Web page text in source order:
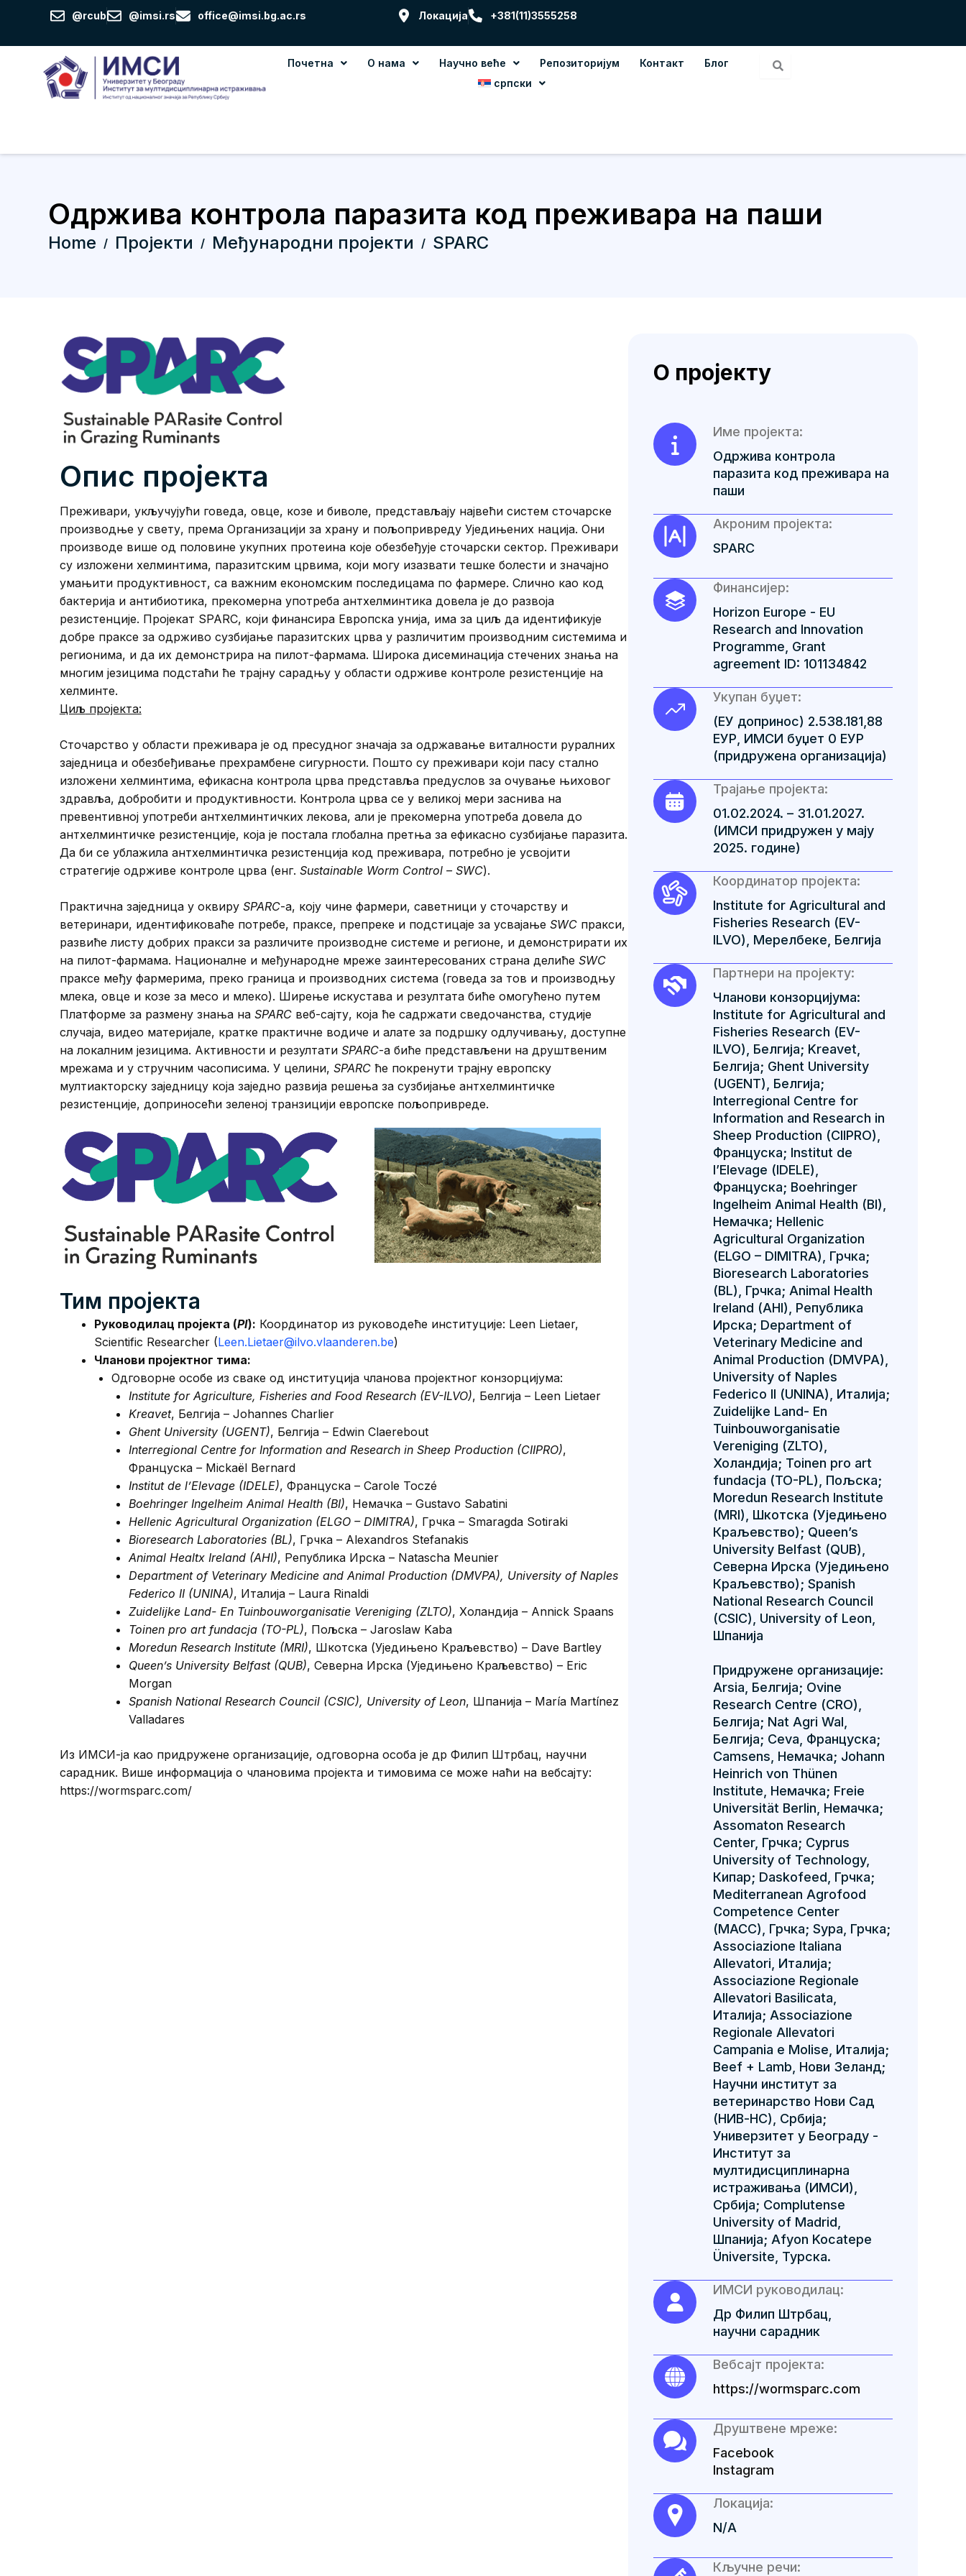
садржај
@rcub @imsi.rs office@imsi.bg.ac.rs Локација +381(11)3555258
Почетна О нама Научно веће Репозиторијум Контакт
Блог
српски
Одржива контрола паразита код преживара на паши
Home / Пројекти / Међународни пројекти / SPARC
О пројекту
Име пројекта:
Одржива контрола
паразита код преживара на
паши
Акроним пројекта:
SPARC
Финансијер:
Horizon Europe - EU
Research and Innovation
Programme, Grant
agreement ID: 101134842
Укупан буџет:
(ЕУ допринос) 2.538.181,88
EУР, ИМСИ буџет 0 EУР
(придружена организација)
Трајање пројекта:
01.02.2024. – 31.01.2027.
(ИМСИ придружен у мају
2025. године)
Координатор пројекта:
Institute for Agricultural and
Fisheries Research (EV-
ILVO), Мерелбеке, Белгија
Партнери на пројекту:
Чланови конзорцијума:
Institute for Agricultural and
Fisheries Research (EV-
ILVO), Белгија; Kreavet,
Белгија; Ghent University
(UGENT), Белгија;
Interregional Centre for
Information and Research in
Sheep Production (CIIPRO),
Француска; Institut de
l’Elevage (IDELE),
Француска; Boehringer
Ingelheim Animal Health (BI),
Немачка; Hellenic
Agricultural Organization
(ELGO – DIMITRA), Грчка;
Bioresearch Laboratories
(BL), Грчка; Animal Health
Ireland (AHI), Република
Ирска; Department of
Veterinary Medicine and
Animal Production (DMVPA),
University of Naples
Federico II (UNINA), Италија;
Zuidelijke Land- En
Tuinbouworganisatie
Vereniging (ZLTO),
Холандија; Toinen pro art
fundacja (TO-PL), Пољска;
Moredun Research Institute
(MRI), Шкотска (Уједињено
Краљевство); Queen’s
University Belfast (QUB),
Северна Ирска (Уједињено
Краљевство); Spanish
National Research Council
(CSIC), University of Leon,
Шпанија
Придружене организације:
Arsia, Белгија; Ovine
Research Centre (CRO),
Белгија; Nat Agri Wal,
Белгија; Ceva, Француска;
Camsens, Немачка; Johann
Heinrich von Thünen
Institute, Немачка; Freie
Universität Berlin, Немачка;
Assomaton Research
Center, Грчка; Cyprus
University of Technology,
Кипар; Daskofeed, Грчка;
Mediterranean Agrofood
Competence Center
(MACC), Грчка; Sypa, Грчка;
Associazione Italiana
Allevatori, Италија;
Associazione Regionale
Allevatori Basilicata,
Италија; Associazione
Regionale Allevatori
Campania e Molise, Италија;
Beef + Lamb, Нови Зеланд;
Научни институт за
ветеринарство Нови Сад
(НИВ-НС), Србија;
Универзитет у Београду -
Институт за
мултидисциплинарна
истраживања (ИМСИ),
Србија; Complutense
University of Madrid,
Шпанија; Afyon Kocatepe
Üniversite, Турска.
ИМСИ руководилац:
Др Филип Штрбац,
научни сарадник
Вебсајт пројекта:
https://wormsparc.com
Друштвене мреже:
Facebook
Instagram
Локација:
N/A
Кључне речи:
Опис пројекта
Преживари, укључујући говеда, овце, козе и биволе, представљају највећи систем сточарске
производње у свету, према Организацији за храну и пољопривреду Уједињених нација. Они
производе више од половине укупних протеина које обезбеђује сточарски сектор. Преживари
су изложени хелминтима, паразитским црвима, који могу изазвати тешке болести и значајно
умањити продуктивност, са важним економским последицама по фармере. Слично као код
бактерија и антибиотика, прекомерна употреба антхелминтика довела је до развоја
резистенције. Пројекат SPARC, који финансира Европска унија, има за циљ да идентификује
добре праксе за одрживо сузбијање паразитских црва у различитим производним системима и
регионима, и да их демонстрира на пилот-фармама. Широка дисеминација стечених знања на
многим језицима подстаћи ће трајну сарадњу у области одрживе контроле резистенције на
хелминте.
Циљ пројекта:
Сточарство у области преживара је од пресудног значаја за одржавање виталности руралних
заједница и обезбеђивање прехрамбене сигурности. Пошто су преживари који пасу стално
изложени хелминтима, ефикасна контрола црва представља предуслов за очување њиховог
здравља, добробити и продуктивности. Контрола црва се у великој мери заснива на
превентивној употреби антхелминтичких лекова, али је прекомерна употреба довела до
антхелминтичке резистенције, која је постала глобална претња за ефикасно сузбијање паразита.
Да би се ублажила антхелминтичка резистенција код преживара, потребно је усвојити
стратегије одрживе контроле црва (енг. Sustainable Worm Control – SWC).
Практична заједница у оквиру SPARC-а, коју чине фармери, саветници у сточарству и
ветеринари, идентификоваће потребе, праксе, препреке и подстицаје за усвајање SWCпракси,
развиће листу добрих пракси за различите производне системе и регионе, и демонстрирати их
на пилот-фармама. Националне и међународне мреже заинтересованих страна делиће SWC
праксе међу фармерима, преко граница и производних система (говеда за тов и производњу
млека, овце и козе за месо и млеко). Ширење искустава и резултата биће омогућено путем
Платформе за размену знања на SPARCвеб-сајту, која ће садржати сведочанства, студије
случаја, видео материјале, кратке практичне водиче и алате за подршку одлучивању, доступне
на локалним језицима. Активности и резултати SPARC-а биће представљени на друштвеним
мрежама и у стручним часописима. У целини, SPARCће покренути трајну европску
мултиакторску заједницу која заједно развија решења за сузбијање антхелминтичке
резистенције, доприносећи зеленој транзицији европске пољопривреде.
Тим пројекта
Руководилац пројекта (PI): Координатор из руководеће институције: Leen Lietaer,
Scientific Researcher (Leen.Lietaer@ilvo.vlaanderen.be)
Чланови пројектног тима:
Одговорне особе из сваке од институција чланова пројектног конзорцијума:
Institute for Agriculture, Fisheries and Food Research (EV-ILVO), Белгија – Leen Lietaer
Kreavet, Белгија – Johannes Charlier
Ghent University (UGENT), Белгија – Edwin Claerebout
Interregional Centre for Information and Research in Sheep Production (CIIPRO),
Француска – Mickaël Bernard
Institut de l’Elevage (IDELE), Француска – Carole Toczé
Boehringer Ingelheim Animal Health (BI), Немачка – Gustavo Sabatini
Hellenic Agricultural Organization (ELGO – DIMITRA), Грчка – Smaragda Sotiraki
Bioresearch Laboratories (BL), Грчка – Alexandros Stefanakis
Animal Healtх Ireland (AHI), Република Ирска – Natascha Meunier
Department of Veterinary Medicine and Animal Production (DMVPA), University of Naples
Federico II (UNINA), Италија – Laura Rinaldi
Zuidelijke Land- En Tuinbouworganisatie Vereniging (ZLTO), Холандија – Annick Spaans
Toinen pro art fundacja (TO-PL), Пољска – Jaroslaw Kaba
Moredun Research Institute (MRI), Шкотска (Уједињено Краљевство) – Dave Bartley
Queen’s University Belfast (QUB), Северна Ирска (Уједињено Краљевство) – Eric
Morgan
Spanish National Research Council (CSIC), University of Leon, Шпанија – María Martínez
Valladares
Из ИМСИ-ја као придружене организације, одговорна особа је др Филип Штрбац, научни
сарадник. Више информација о члановима пројекта и тимовима се може наћи на вебсајту:
https://wormsparc.com/